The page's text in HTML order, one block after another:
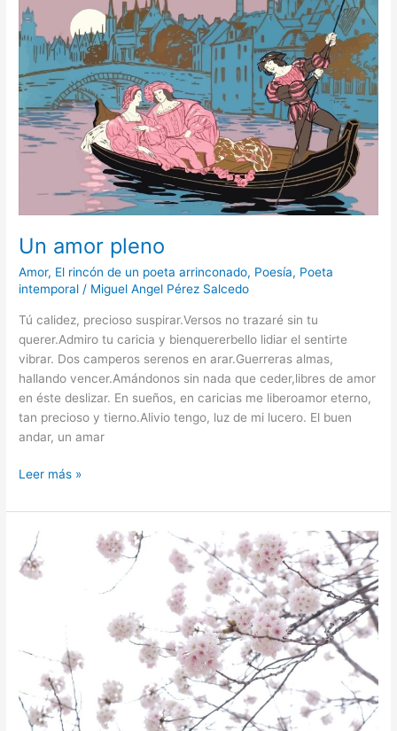
Un amor pleno
Amor, El rincón de un poeta arrinconado, Poesía, Poeta
intemporal / Miguel Angel Pérez Salcedo
Tú calidez, precioso suspirar.Versos no trazaré sin tu
querer.Admiro tu caricia y bienquererbello lidiar el sentirte
vibrar. Dos camperos serenos en arar.Guerreras almas,
hallando vencer.Amándonos sin nada que ceder,libres de amor
en éste deslizar. En sueños, en caricias me liberoamor eterno,
tan precioso y tierno.Alivio tengo, luz de mi lucero. El buen
andar, un amar
amor
pleno
Leer más »
primavera